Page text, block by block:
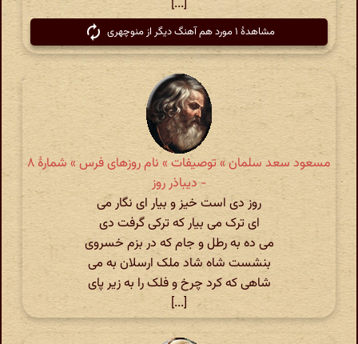
[...]
مشاهدهٔ ۱ مورد هم آهنگ دیگر از منوچهری
مسعود سعد سلمان » توصیفات » نام روزهای فرس » شمارهٔ ۸
- دیباذر روز
روز دی است خیز و بیار ای نگار می
ای ترک می بیار که ترکی گرفت دی
می ده به رطل و جام که در بزم خسروی
بنشست شاه شاد ملک ارسلان به می
شاهی که کرد چرخ و فلک را به زیر پای
[...]